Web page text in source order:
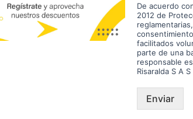
Marcas
De acuerdo
2012 de
facilitados
parte de una
responsable
Risaralda S A S
Enviar